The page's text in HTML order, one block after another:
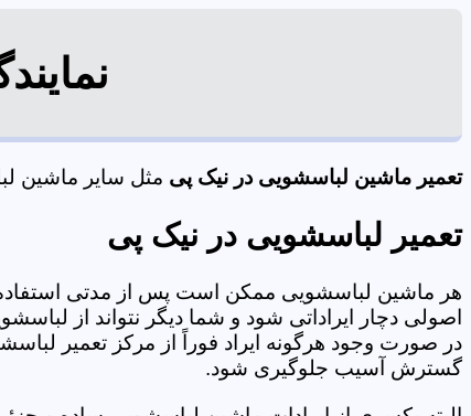
تعمیر ماشین لباسشویی در نیک پی مثل سایر ماشین
تعمیر لباسشویی در نیک پی
هر ماشین لباسشویی ممکن است پس از مدتی
اصولی دچار ایراداتی شود و شما دیگر نتواند از
در صورت وجود هرگونه ایراد فوراً از مرکز تعمیر
گسترش آسیب جلوگیری شود.